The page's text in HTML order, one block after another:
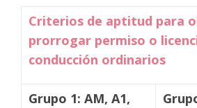
Criterios de aptitud para
prorrogar permiso o
conducción ordinarios
Grupo 1: AM, A1,